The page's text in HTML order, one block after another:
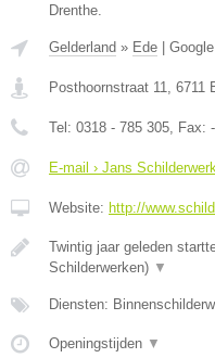
Drenthe.
Gelderland » Ede |
Posthoornstraat 11 6711
Tel: 0318 - 785 305 , Fax: -
E-mail › Jans
Website: http://
Twintig jaar geleden
Schilderwerken) ▼
Diensten:
Openingstijden ▼